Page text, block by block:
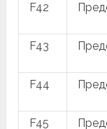
F42
F43
F44
F45